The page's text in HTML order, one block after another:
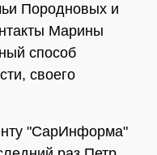
Породновых и
Марины
способ
своего
"СарИнформа"